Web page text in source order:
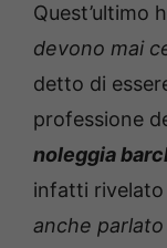
Quest’ultimo
devono mai
detto di
professione
noleggia
infatti rivelato
anche